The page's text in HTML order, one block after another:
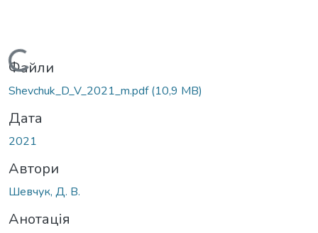
Вантажиться...
Файли
Shevchuk_D_V_2021_m.pdf(10,9 MB)
Дата
2021
Автори
Шевчук, Д. В.
Анотація